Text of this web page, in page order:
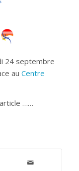
24 septembre
au Centre
……